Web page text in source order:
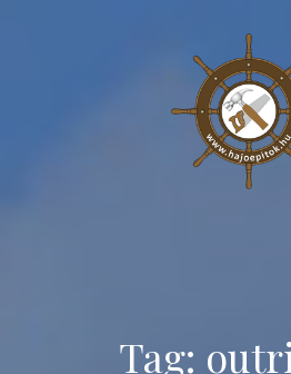
Tag: